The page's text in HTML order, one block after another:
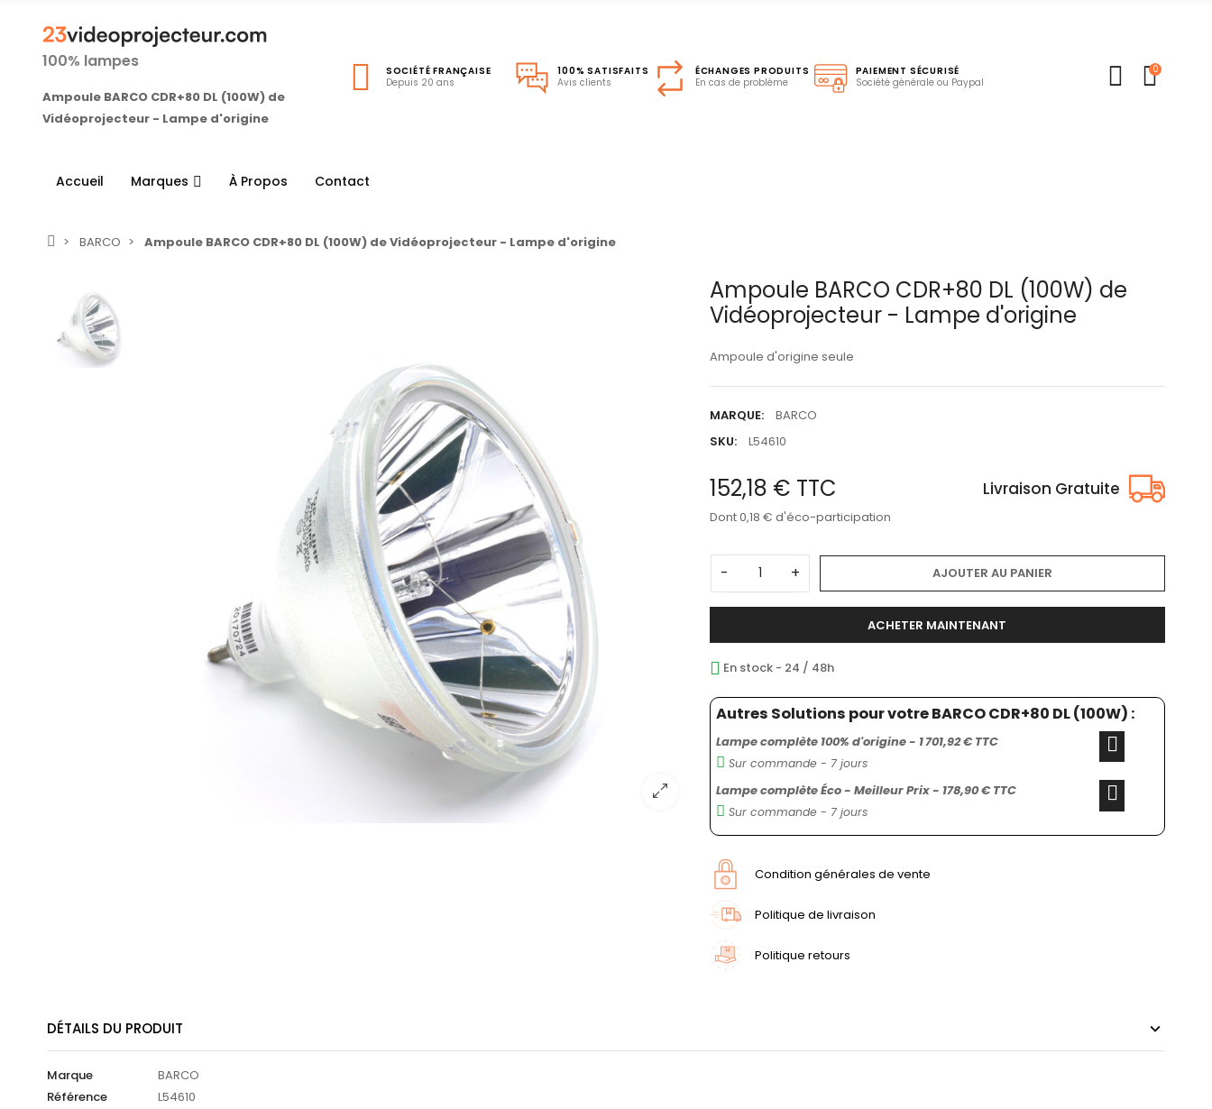
100% lampes
Ampoule BARCO CDR+80 DL (100W) de
Vidéoprojecteur - Lampe d'origine
SOCIÉTÉ FRANÇAISE
Depuis 20 ans
100% SATISFAITS
Avis clients
ÉCHANGES PRODUITS
En cas de problème
PAIEMENT SÉCURISÉ
Société générale ou Paypal
0
Accueil Marques À Propos Contact
BARCO Ampoule BARCO CDR+80 DL (100W) de Vidéoprojecteur - Lampe d'origine
Ampoule BARCO CDR+80 DL (100W) de
Vidéoprojecteur - Lampe d'origine
Ampoule d'origine seule
MARQUE:
BARCO
SKU:
L54610
152,18 € TTC Livraison Gratuite
Dont 0,18 € d'éco-participation
- + AJOUTER AU PANIER
ACHETER MAINTENANT
En stock - 24 / 48h
Autres Solutions pour votre BARCO CDR+80 DL (100W) :
Lampe complète 100% d'origine - 1 701,92 € TTC
Sur commande - 7 jours
Lampe complète Éco - Meilleur Prix - 178,90 € TTC
Sur commande - 7 jours
Condition générales de vente
Politique de livraison
Politique retours
DÉTAILS DU PRODUIT
Marque
BARCO
Référence
L54610